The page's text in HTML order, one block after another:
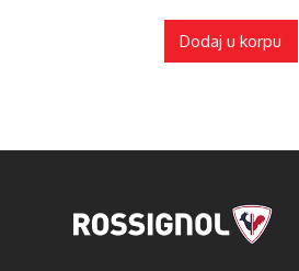
Dodaj u korpu